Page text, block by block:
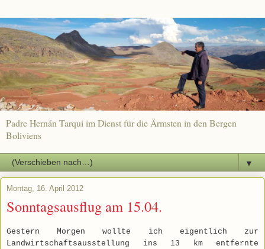
Padre Hernán Tarqui im Dienst für die Ärmsten in den Bergen
Boliviens
▼
Montag, 16. April 2012
Sonntagsausflug am 15.04.
Gestern Morgen wollte ich eigentlich zur
Landwirtschaftsausstellung ins 13 km entfernte